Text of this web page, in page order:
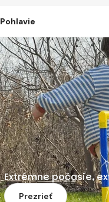
Pohlavie
Extrémne počasie,
Prezrieť